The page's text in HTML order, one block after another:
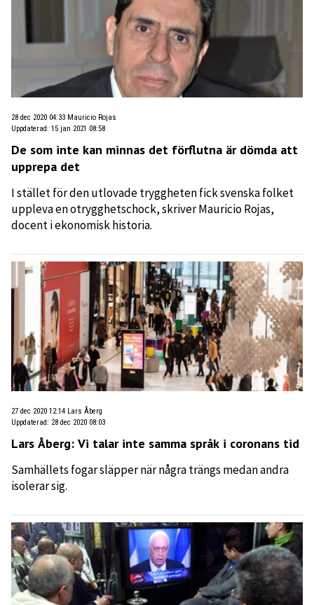
28 dec 2020 04:33 Mauricio Rojas
Uppdaterad: 15 jan 2021 08:58
De som inte kan minnas det förflutna är dömda att
upprepa det
I stället för den utlovade tryggheten fick svenska folket
uppleva en otrygghetschock, skriver Mauricio Rojas,
docent i ekonomisk historia.
27 dec 2020 12:14 Lars Åberg
Uppdaterad: 28 dec 2020 08:03
Lars Åberg: Vi talar inte samma språk i coronans tid
Samhällets fogar släpper när några trängs medan andra
isolerar sig.